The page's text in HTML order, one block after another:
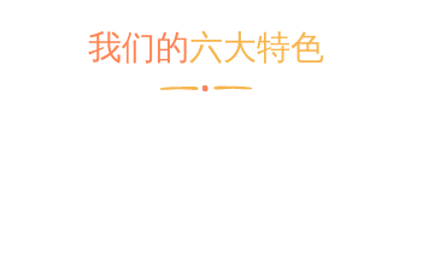
我们的六大特色